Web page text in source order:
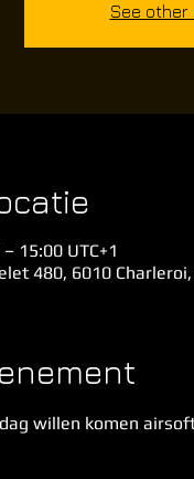
See other
15:00 UTC+1
480, 6010
willen komen